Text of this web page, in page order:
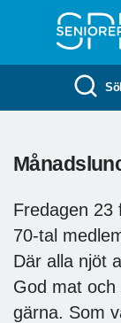
Fredagen 23
70-tal
Där alla njöt
God mat
gärna. Som